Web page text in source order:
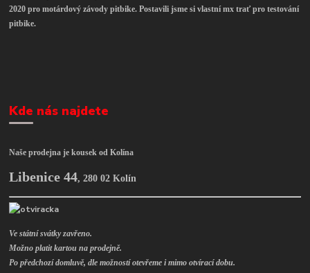
2020 pro motárdový závody pitbike. Postavili jsme si vlastní mx trať pro testování
pitbike.
Kde nás najdete
Naše prodejna je kousek od Kolína
Libenice 44,280 02 Kolín
Ve státní svátky zavřeno.
Možno platit kartou na prodejně.
Po předchozí domluvě, dle možností otevřeme i mimo otvírací dobu.